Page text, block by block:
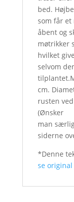
bed.
som får et
åbent og
møtrikker
hvilket
selvom
cm.
rusten
(Ønsker
man
siderne
*Denne
se